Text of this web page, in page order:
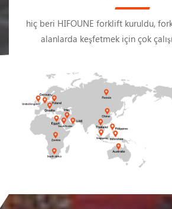
hiç beri HIFOUNE forklift kuruldu,
alanlarda keşfetmek için çok
değerli müşterilerimiz, daha
dünyanın her yerinden